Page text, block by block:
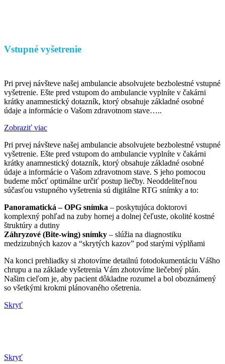
Vstupné vyšetrenie
Pri prvej návšteve našej ambulancie absolvujete bezbolestné vstupné
vyšetrenie. Ešte pred vstupom do ambulancie vyplníte v čakárni
krátky anamnestický dotazník, ktorý obsahuje základné osobné
údaje a informácie o Vašom zdravotnom stave…..
Zobraziť viac
Pri prvej návšteve našej ambulancie absolvujete bezbolestné vstupné
vyšetrenie. Ešte pred vstupom do ambulancie vyplníte v čakárni
krátky anamnestický dotazník, ktorý obsahuje základné osobné
údaje a informácie o Vašom zdravotnom stave. S jeho pomocou
budeme môcť optimálne určiť postup liečby. Neoddeliteľnou
súčasťou vstupného vyšetrenia sú digitálne RTG snímky a to:
Panoramatická – OPG snímka – poskytujúca doktorovi
komplexný pohľad na zuby hornej a dolnej čeľuste, okolité kostné
štruktúry a dutiny
Záhryzové (Bite-wing) snímky – slúžia na diagnostiku
medzizubných kazov a “skrytých kazov” pod starými výplňami
Na konci prehliadky si zhotovíme detailnú fotodokumentáciu Vášho
chrupu a na základe vyšetrenia Vám zhotovíme liečebný plán.
Našim cieľom je, aby pacient dôkladne rozumel a bol oboznámený
so všetkými krokmi plánovaného ošetrenia.
Skryť
Skryť